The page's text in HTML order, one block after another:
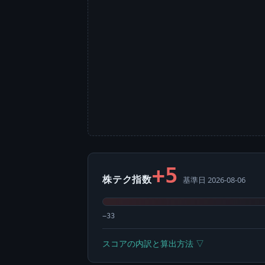
株テク指数+5 基準日 2026-08-06
−33
スコアの内訳と算出方法 ▽